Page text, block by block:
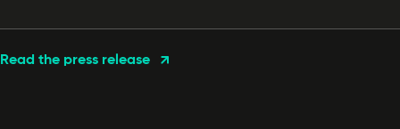
Read the press release